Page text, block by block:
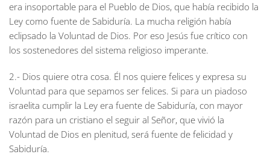
era insoportable para el Pueblo de Dios, que había recibido la
Ley como fuente de Sabiduría. La mucha religión había
eclipsado la Voluntad de Dios. Por eso Jesús fue crítico con
los sostenedores del sistema religioso imperante.
2.- Dios quiere otra cosa. Él nos quiere felices y expresa su
Voluntad para que sepamos ser felices. Si para un piadoso
israelita cumplir la Ley era fuente de Sabiduría, con mayor
razón para un cristiano el seguir al Señor, que vivió la
Voluntad de Dios en plenitud, será fuente de felicidad y
Sabiduría.